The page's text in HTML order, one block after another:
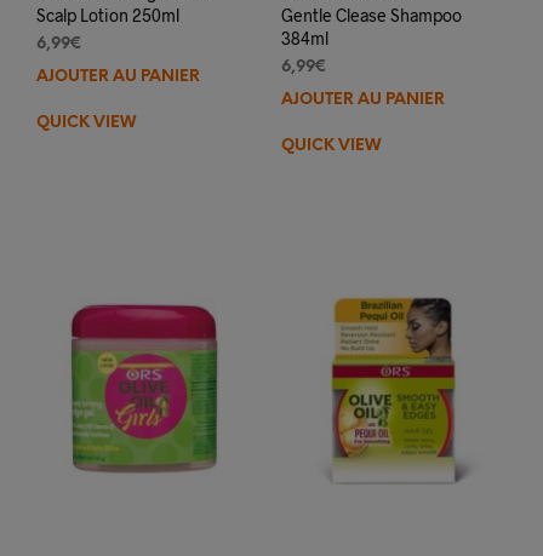
Scalp Lotion 250ml
6,99€
AJOUTER AU PANIER
QUICK VIEW
Gentle Clease Shampoo
384ml
6,99€
AJOUTER AU PANIER
QUICK VIEW